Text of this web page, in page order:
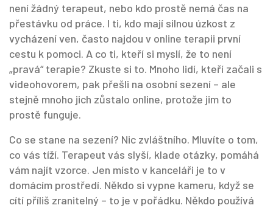
není žádný terapeut, nebo kdo prostě nemá čas na
přestávku od práce. I ti, kdo mají silnou úzkost z
vycházení ven, často najdou v online terapii první
cestu k pomoci. A co ti, kteří si myslí, že to není
„pravá“ terapie? Zkuste si to. Mnoho lidí, kteří začali s
videohovorem, pak přešli na osobní sezení – ale
stejně mnoho jich zůstalo online, protože jim to
prostě funguje.
Co se stane na sezení? Nic zvláštního. Mluvíte o tom,
co vás tíží. Terapeut vás slyší, klade otázky, pomáhá
vám najít vzorce. Jen místo v kanceláři je to v
domácím prostředí. Někdo si vypne kameru, když se
cítí příliš zranitelný – to je v pořádku. Někdo používá